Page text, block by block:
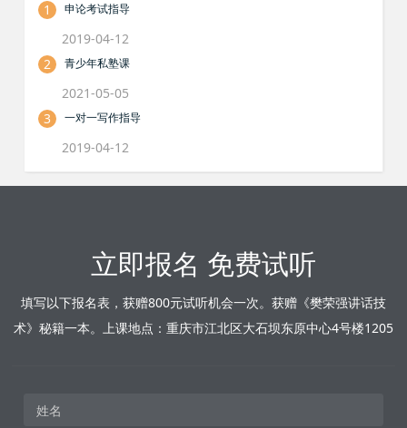
1 申论考试指导
2019-04-12
2
青少年私塾课
2021-05-05
3
一对一写作指导
2019-04-12
立即报名 免费试听
填写以下报名表，获赠800元试听机会一次。获赠《樊荣强讲话技
术》秘籍一本。上课地点：重庆市江北区大石坝东原中心4号楼1205